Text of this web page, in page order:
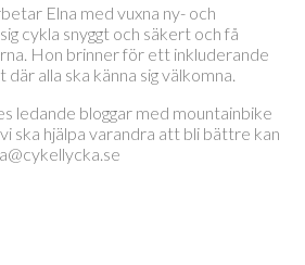
Elna med vuxna ny- och
cykla snyggt och säkert och få
Hon brinner för ett inkluderande
alla ska känna sig välkomna.
ledande bloggar med mountainbike
ska hjälpa varandra att bli bättre kan